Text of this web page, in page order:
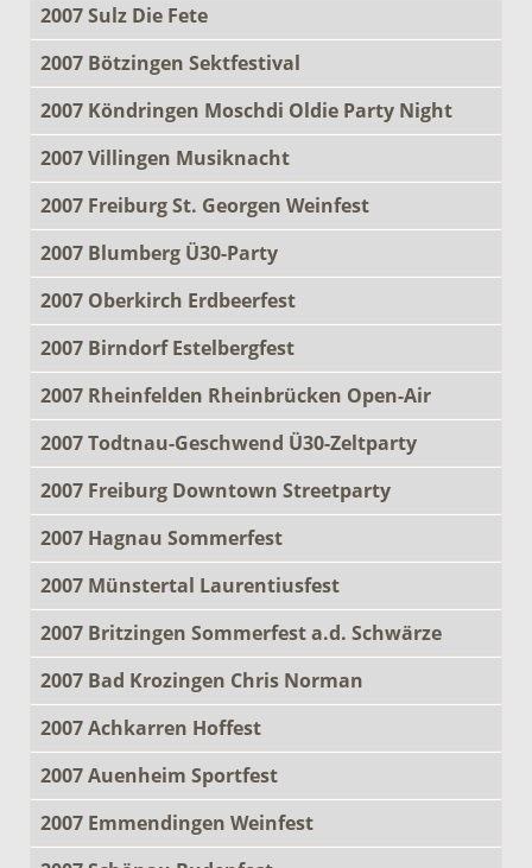
2007 Sulz Die Fete
2007 Bötzingen Sektfestival
2007 Köndringen Moschdi Oldie Party Night
2007 Villingen Musiknacht
2007 Freiburg St. Georgen Weinfest
2007 Blumberg Ü30-Party
2007 Oberkirch Erdbeerfest
2007 Birndorf Estelbergfest
2007 Rheinfelden Rheinbrücken Open-Air
2007 Todtnau-Geschwend Ü30-Zeltparty
2007 Freiburg Downtown Streetparty
2007 Hagnau Sommerfest
2007 Münstertal Laurentiusfest
2007 Britzingen Sommerfest a.d. Schwärze
2007 Bad Krozingen Chris Norman
2007 Achkarren Hoffest
2007 Auenheim Sportfest
2007 Emmendingen Weinfest